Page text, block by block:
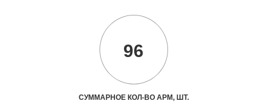
96
СУММАРНОЕ КОЛ-ВО АРМ, ШТ.